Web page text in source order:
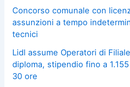
Concorso comunale con
assunzioni a tempo
tecnici
Lidl assume Operatori di
diploma, stipendio fino a
30 ore